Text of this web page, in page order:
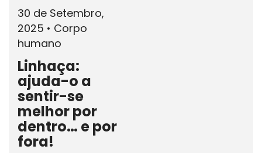
30 de Setembro,
2025 • Corpo
humano
Linhaça:
ajuda-o a
sentir-se
melhor por
dentro… e por
fora!